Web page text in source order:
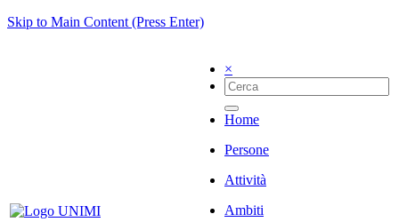
Skip to Main Content (Press Enter)
×
Home
Persone
Attività
Ambiti